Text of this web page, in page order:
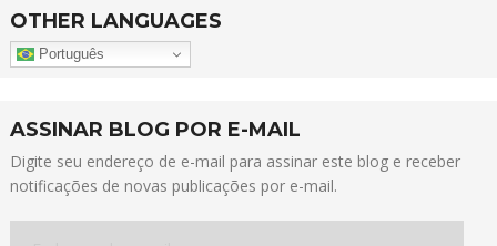
OTHER LANGUAGES
Português
ASSINAR BLOG POR E-MAIL
Digite seu endereço de e-mail para assinar este blog e receber
notificações de novas publicações por e-mail.